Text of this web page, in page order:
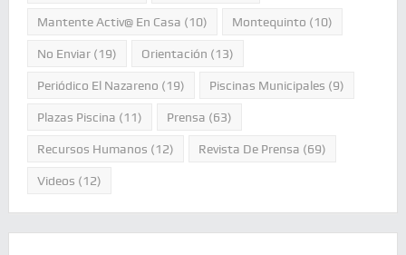
Mantente Activ@ En Casa (10) Montequinto (10)
No Enviar(19) Orientación (13)
Periódico El Nazareno (19) Piscinas Municipales (9)
Plazas Piscina (11) Prensa (63)
Recursos Humanos (12) Revista De Prensa (69)
Videos (12)